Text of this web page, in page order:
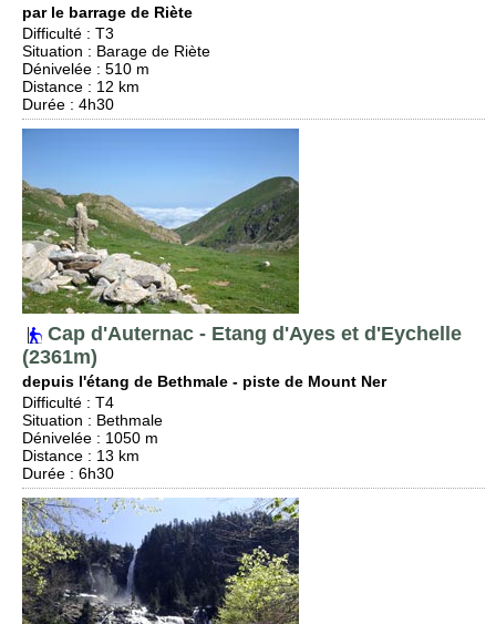
par le barrage de Riète
Difficulté : T3
Situation : Barage de Riète
Dénivelée : 510 m
Distance : 12 km
Durée : 4h30
Cap d'Auternac - Etang d'Ayes et d'Eychelle
(2361m)
depuis l'étang de Bethmale - piste de Mount Ner
Difficulté : T4
Situation : Bethmale
Dénivelée : 1050 m
Distance : 13 km
Durée : 6h30